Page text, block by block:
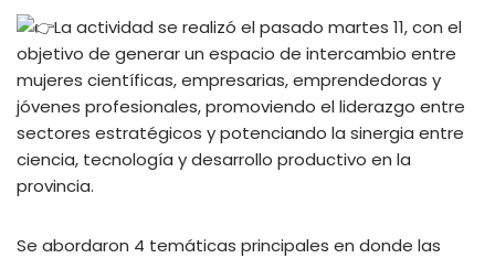
La actividad se realizó el pasado martes 11, con el
objetivo de generar un espacio de intercambio entre
mujeres científicas, empresarias, emprendedoras y
jóvenes profesionales, promoviendo el liderazgo entre
sectores estratégicos y potenciando la sinergia entre
ciencia, tecnología y desarrollo productivo en la
provincia.
Se abordaron 4 temáticas principales en donde las